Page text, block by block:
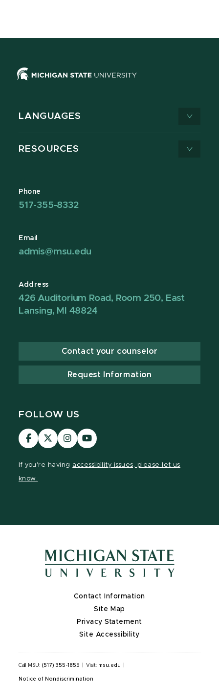
LANGUAGES
RESOURCES
Phone
517-355-8332
Email
admis@msu.edu
Address
426 Auditorium Road, Room 250, East
Lansing, MI 48824
Contact your counselor
Request Information
FOLLOW US
Visit
our
Visit
our
Visit
our
Visit
our
If you're having accessibility issues, please let us
know.
Contact Information
Site Map
Privacy Statement
Site Accessibility
Call MSU: (517) 355-1855 Visit: msu.edu
Notice of Nondiscrimination